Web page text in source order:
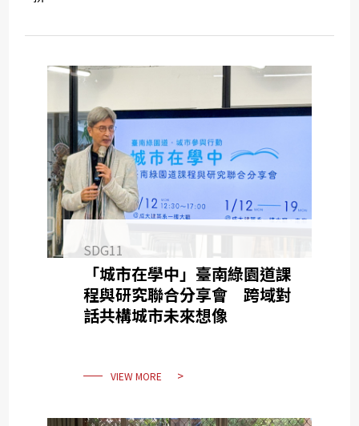
SDG11
「城市在學中」臺南綠園道課
程與研究聯合分享會 跨域對
話共構城市未來想像
VIEW MORE